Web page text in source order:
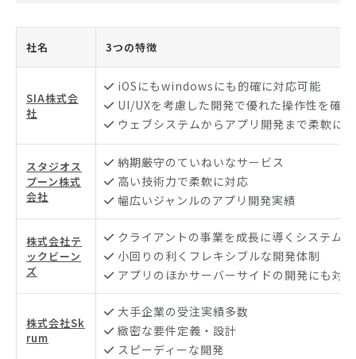
社名 3つの特徴
SIA株式会
社
iOSにもwindowsにも的確に対応可能
UI/UXを考慮した開発で優れた操作性を確保
ウェブシステムからアプリ開発まで柔軟に
スタジオス
プーン株式
会社
納期厳守のていねいなサービス
高い技術力で柔軟に対応
幅広いジャンルのアプリ開発実績
株式会社テ
ックビーン
ズ
クライアントの事業を成長に導くシステム
小回りの利くフレキシブルな開発体制
アプリのほかサーバーサイドの開発にも対応
株式会社Sk
rum
大手企業の受注実績多数
緻密な要件定義・設計
スピーディーな開発